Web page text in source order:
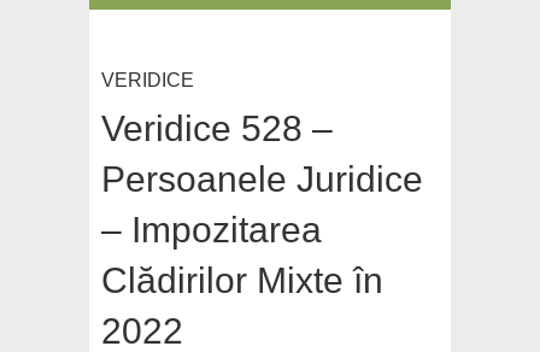
VERIDICE
Veridice 528 –
Persoanele Juridice
– Impozitarea
Clădirilor Mixte în
2022